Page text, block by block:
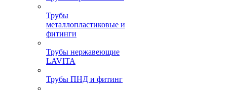
Трубы
металлопластиковые и
фитинги
Трубы нержавеющие
LAVITA
Трубы ПНД и фитинг